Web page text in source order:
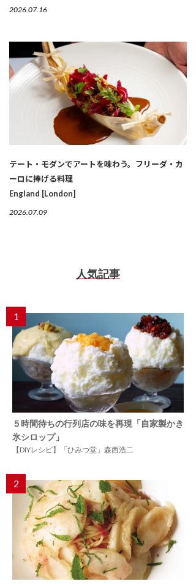
2026.07.16
テート・モダンでアートを味わう。フリーダ・カ
ーロに捧げる料理
England [London]
2026.07.09
人気記事
1
５時間待ちの行列店の味を再現「自家製かき
氷シロップ」
【DIYレシピ】「ひみつ堂」森西浩二
2